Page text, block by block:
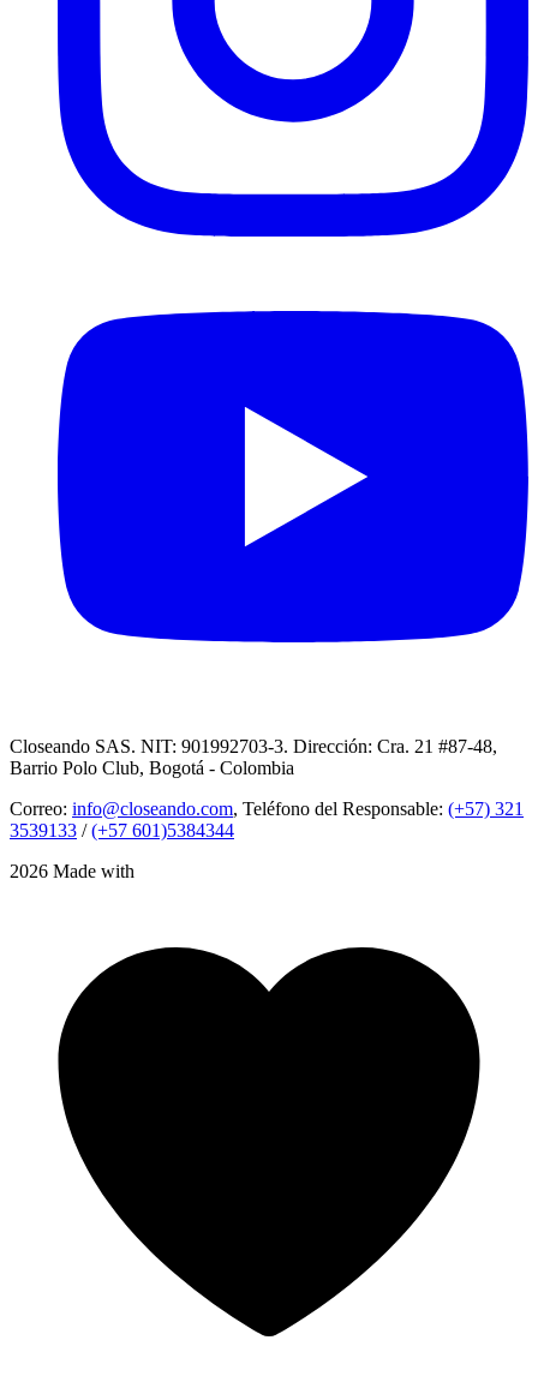
Closeando SAS. NIT: 901992703-3. Dirección: Cra. 21 #87-48,
Barrio Polo Club, Bogotá - Colombia
Correo: info@closeando.com, Teléfono del Responsable: (+57) 321
3539133 /(+57 601)5384344
2026 Made with